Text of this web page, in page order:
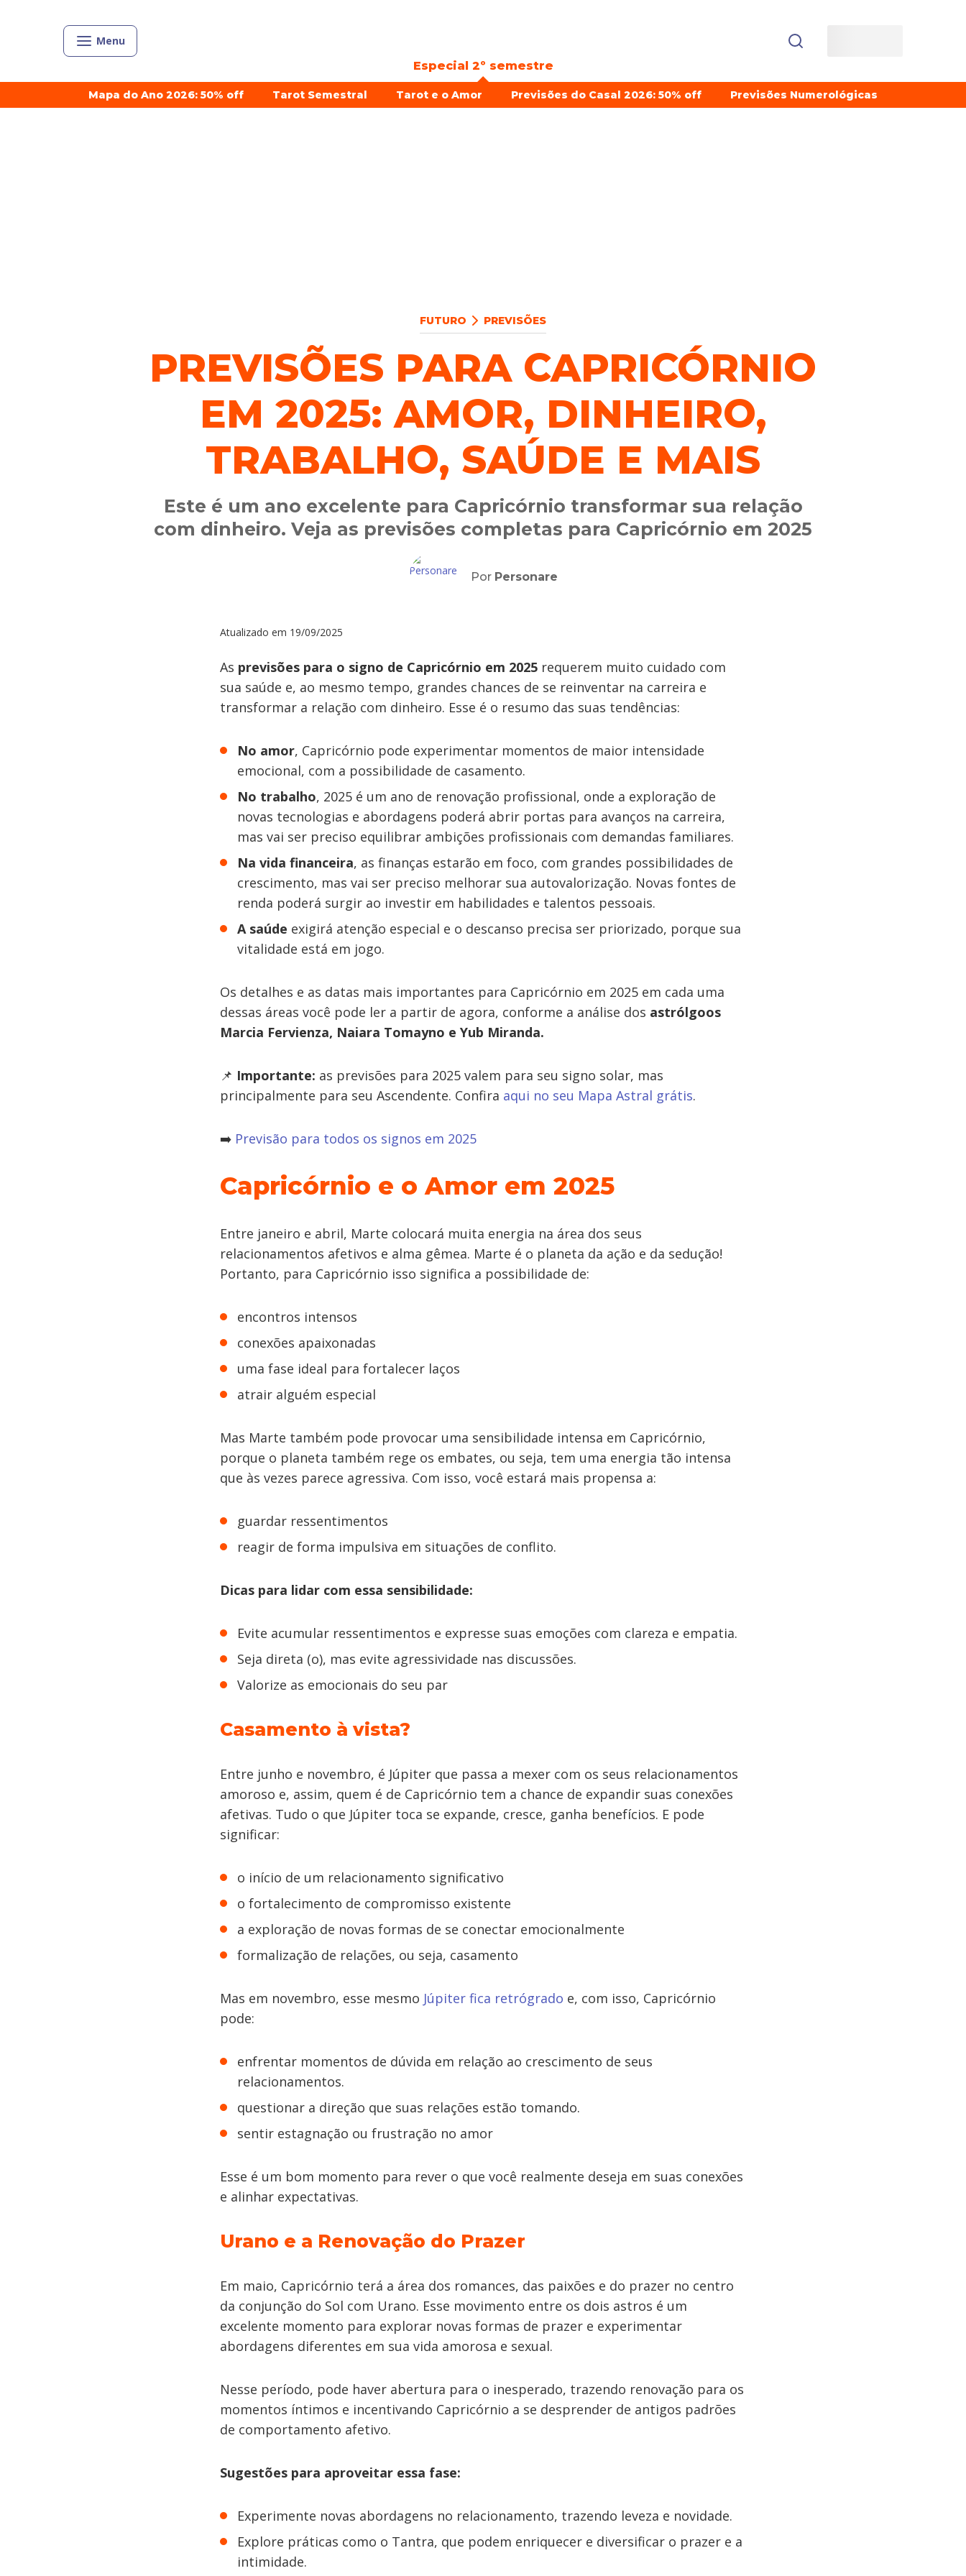
Menu
Especial 2º semestre
Mapa do Ano 2026: 50% off Tarot Semestral Tarot e o Amor Previsões do Casal 2026: 50% off Previsões Numerológicas
FUTURO PREVISÕES
PREVISÕES PARA CAPRICÓRNIO
EM 2025: AMOR, DINHEIRO,
TRABALHO, SAÚDE E MAIS
Este é um ano excelente para Capricórnio transformar sua relação
com dinheiro. Veja as previsões completas para Capricórnio em 2025
Por Personare
Atualizado em 19/09/2025
As previsões para o signo de Capricórnio em 2025 requerem muito cuidado com
sua saúde e, ao mesmo tempo, grandes chances de se reinventar na carreira e
transformar a relação com dinheiro. Esse é o resumo das suas tendências:
No amor, Capricórnio pode experimentar momentos de maior intensidade
emocional, com a possibilidade de casamento.
No trabalho, 2025 é um ano de renovação profissional, onde a exploração de
novas tecnologias e abordagens poderá abrir portas para avanços na carreira,
mas vai ser preciso equilibrar ambições profissionais com demandas familiares.
Na vida financeira, as finanças estarão em foco, com grandes possibilidades de
crescimento, mas vai ser preciso melhorar sua autovalorização. Novas fontes de
renda poderá surgir ao investir em habilidades e talentos pessoais.
A saúde exigirá atenção especial e o descanso precisa ser priorizado, porque sua
vitalidade está em jogo.
Os detalhes e as datas mais importantes para Capricórnio em 2025 em cada uma
dessas áreas você pode ler a partir de agora, conforme a análise dos astrólgoos
Marcia Fervienza, Naiara Tomayno e Yub Miranda.
📌 Importante: as previsões para 2025 valem para seu signo solar, mas
principalmente para seu Ascendente. Confira aqui no seu Mapa Astral grátis.
➡️ Previsão para todos os signos em 2025
Capricórnio e o Amor em 2025
Entre janeiro e abril, Marte colocará muita energia na área dos seus
relacionamentos afetivos e alma gêmea. Marte é o planeta da ação e da sedução!
Portanto, para Capricórnio isso significa a possibilidade de:
encontros intensos
conexões apaixonadas
uma fase ideal para fortalecer laços
atrair alguém especial
Mas Marte também pode provocar uma sensibilidade intensa em Capricórnio,
porque o planeta também rege os embates, ou seja, tem uma energia tão intensa
que às vezes parece agressiva. Com isso, você estará mais propensa a:
guardar ressentimentos
reagir de forma impulsiva em situações de conflito.
Dicas para lidar com essa sensibilidade:
Evite acumular ressentimentos e expresse suas emoções com clareza e empatia.
Seja direta (o), mas evite agressividade nas discussões.
Valorize as emocionais do seu par
Casamento à vista?
Entre junho e novembro, é Júpiter que passa a mexer com os seus relacionamentos
amoroso e, assim, quem é de Capricórnio tem a chance de expandir suas conexões
afetivas. Tudo o que Júpiter toca se expande, cresce, ganha benefícios. E pode
significar:
o início de um relacionamento significativo
o fortalecimento de compromisso existente
a exploração de novas formas de se conectar emocionalmente
formalização de relações, ou seja, casamento
Mas em novembro, esse mesmo Júpiter fica retrógrado e, com isso, Capricórnio
pode:
enfrentar momentos de dúvida em relação ao crescimento de seus
relacionamentos.
questionar a direção que suas relações estão tomando.
sentir estagnação ou frustração no amor
Esse é um bom momento para rever o que você realmente deseja em suas conexões
e alinhar expectativas.
Urano e a Renovação do Prazer
Em maio, Capricórnio terá a área dos romances, das paixões e do prazer no centro
da conjunção do Sol com Urano. Esse movimento entre os dois astros é um
excelente momento para explorar novas formas de prazer e experimentar
abordagens diferentes em sua vida amorosa e sexual.
Nesse período, pode haver abertura para o inesperado, trazendo renovação para os
momentos íntimos e incentivando Capricórnio a se desprender de antigos padrões
de comportamento afetivo.
Sugestões para aproveitar essa fase:
Experimente novas abordagens no relacionamento, trazendo leveza e novidade.
Explore práticas como o Tantra, que podem enriquecer e diversificar o prazer e a
intimidade.